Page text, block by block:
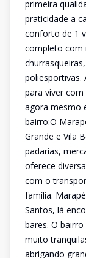
primeira
praticidade a
conforto de 1
completo com
poliesportivas.
para viver
agora mesmo
bairro:O
Grande e Vila
padarias,
oferece
com o
família.
Santos, lá
bares. O
muito
abrigando